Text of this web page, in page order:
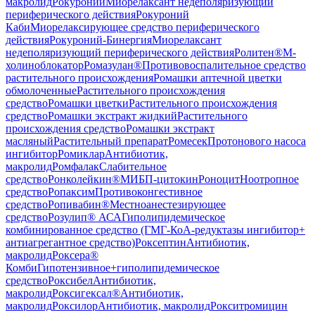
периферического действияРокуроний
КабиМиорелаксирующее средство периферического
действияРокуроний-БинергияМиорелаксант
недеполяризующий периферического действияРолитен®М-
холиноблокаторРомазулан®Противовоспалительное средство
растительного происхожденияРомашки аптечной цветки
обмолоченныеРастительного происхождения
средствоРомашки цветкиРастительного происхождения
средствоРомашки экстракт жидкийРастительного
происхождения средствоРомашки экстракт
масляныйРастительный препаратРомесекПротонового насоса
ингибиторРомикларАнтибиотик,
макролидРомфалакСлабительное
средствоРонколейкин®МИБП-цитокинРоноцитНоотропное
средствоРопаксимПротивоконгестивное
средствоРопивабин®Местноанестезирующее
средствоРозулип® АСАГиполипидемическое
комбинированное средство (ГМГ-КоА-редуктазы ингибитор+
антиагрегантное средство)РоксептинАнтибиотик,
макролидРоксера®
КомбиГипотензивное+гиполипидемическое
средствоРоксибелАнтибиотик,
макролидРоксигексал®Антибиотик,
макролидРоксилорАнтибиотик, макролидРокситромицин